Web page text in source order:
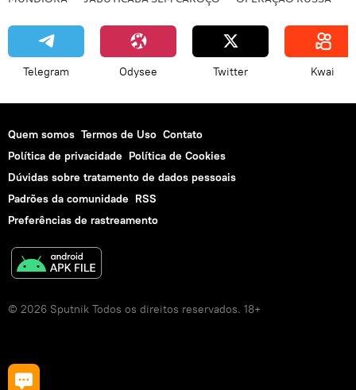
Telegram Odysee Twitter Kwai
Quem somos Termos de Uso Contato
Política de privacidade Política de Cookies
Dúvidas sobre tratamento de dados pessoais
Padrões da comunidade RSS
Preferências de rastreamento
© 2026 Sputnik Todos os direitos reservados. 18+